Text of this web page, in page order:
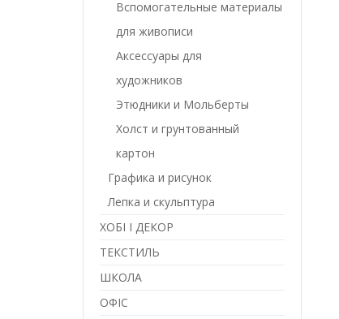
Вспомогательные материалы
для живописи
Аксессуары для
художников
Этюдники и Мольберты
Холст и грунтованный
картон
Графика и рисунок
Лепка и скульптура
ХОБІ І ДЕКОР
ТЕКСТИЛЬ
ШКОЛА
ОФІС